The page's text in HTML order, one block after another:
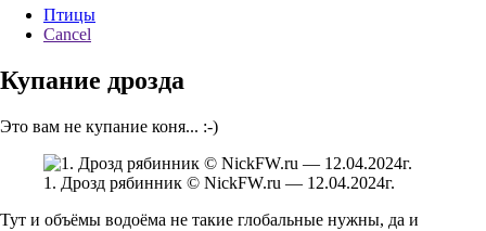
Птицы
Cancel
Купание дрозда
Это вам не купание коня... :-)
1. Дрозд рябинник © NickFW.ru — 12.04.2024г.
Тут и объёмы водоёма не такие глобальные нужны, да и